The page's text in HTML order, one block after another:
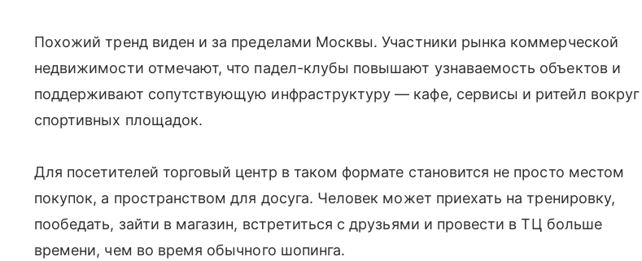
Похожий тренд виден и за пределами Москвы. Участники рынка коммерческой
недвижимости отмечают, что падел-клубы повышают узнаваемость объектов и
поддерживают сопутствующую инфраструктуру — кафе, сервисы и ритейл вокруг
спортивных площадок.
Для посетителей торговый центр в таком формате становится не просто местом
покупок, а пространством для досуга. Человек может приехать на тренировку,
пообедать, зайти в магазин, встретиться с друзьями и провести в ТЦ больше
времени, чем во время обычного шопинга.